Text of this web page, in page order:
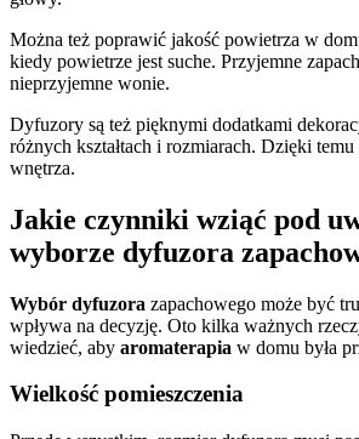
Można też poprawić jakość powietrza w
kiedy powietrze jest suche. Przyjemne
nieprzyjemne wonie.
Dyfuzory są też pięknymi dodatkami
różnych kształtach i rozmiarach. Dzięki
wnętrza.
Jakie czynniki wziąć pod
wyborze dyfuzora
Wybór dyfuzora zapachowego może być
wpływa na decyzję. Oto kilka ważnych
wiedzieć, aby aromaterapia w domu była
Wielkość pomieszczenia